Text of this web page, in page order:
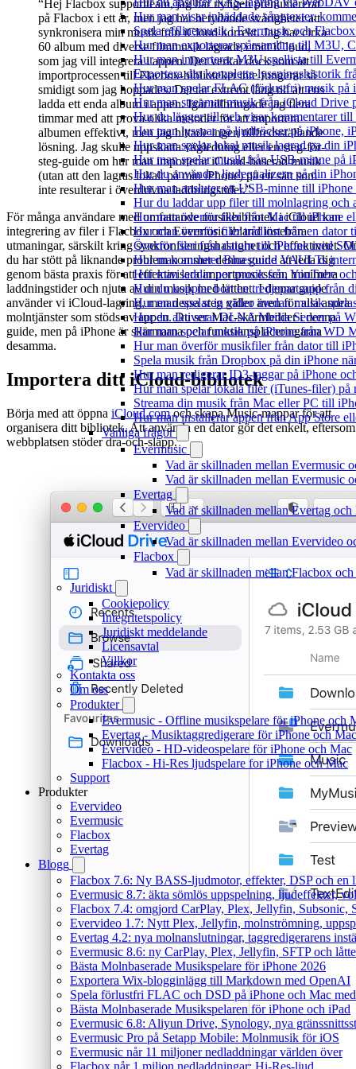
Hur man visar inbäddade sångtexter,
Spela offlinemusik i Evermusic och
Hur man exporterar spårsamling till M3U,
Hur man importerar M3U-spellista till
Exportera din kompletta lyssningshistorik
Hur man spelar FLAC (förlustfri) musik på
Hur man streamar musik från iCloud Drive
Hur du lägger till och visar kommentarer
Hur man lyssnar på ljudböcker på iPhone,
Hur man spelar lokal musik lagrad pa din
Hur man spelar musik från USB-minne på
Hur du använder ljudequalizern på din
Hur man ansluter ett USB-minne till
Hur du laddar upp filer till molnlagring och
Hur man överför filer från Mac till iPhone
Hur man överför filer trådlöst från en dator
Överför filer från datorn till iPhone med
Hur man ansluter Bluesound VAULTs
Hur man laddar ner musik från YouTube
Hur du kopplar bort en tredjepartsapp från
Hur man spelar in video medan musik
Hur du aktiverar DLNA Media Server på
Hur man spelar musik på iPhone från WD
Hur man överför musikfiler från dator till
Spela musik från Dropbox på din iPhone
Hur man redigerar ID3-taggar på iPhone
Hur man spelar lokala filer (iTunes-filer) på
Streama din musik från Mac eller PC till
Hur man installerar appen från App Store
Vanliga frågor
Evermusic
Vad är skillnaden mellan Evermusic
Vad är skillnaden mellan Evermusic
Evertag
Vad är skillnaden mellan Evertag
Evervideo
Vad är skillnaden mellan Evervideo
Flacbox
Vad är skillnaden mellan Flacbox
Juridiskt
Cookiepolicy
Integritetspolicy
Juridiskt meddelande
Licensavtal
Villkor
Kontakta oss
Om oss
Produkter
Evermusic - Offline musikspelare för iPhone och
Evertag - Musiktaggredigerare för iPhone och Mac
Evervideo - HD-videospelare för iPhone och Mac
Flacbox - Hi-Res ljudspelare for iPhone och Mac
Support
Produkter
Evervideo
Evermusic
Flacbox
Evertag
Blogg
Flacbox 7.6: Ny BASS-ljudmotor, effekter, DSP och en
Evermusic 8.7: äkta sömlös uppspelning, ljudeffekter,
Flacbox 7.4: omgjord CarPlay, Plex, Jellyfin, Subsonic,
Evervideo 1.7: Nytt Plex, Jellyfin, molnströmning,
Evertag 4.2: nya molnanslutningar, taggredigerarens
Evermusic 8.6: ny CarPlay, Plex, Jellyfin, SFTP och
Bästa Molnbaserade Musikspelare för iPhone 2026
Exportera Wix-blogginlägg till Markdown med OpenAI
Spela förlustfri FLAC och DSD på iPhone och Mac
Bästa Molnbaserade Musikspelaren för iPhone och iPad
Evermusic 6.8: Aliyun Drive, Synology, nya
Evermusic Pro på Setapp Mobile: Molnmusik för iOS
Evermusic når 11 miljoner nedladdningar världen över
Flacbox når 1 miljon nedladdningar: Hi-Res-ljud
“Hej Flacbox supportteam, jag har nyligen prenumererat
på Flacbox i ett år, men jag har betydande svårigheter att
synkronisera min musik från iCloud korrekt. Jag har cirka
60 album med diverse filmmusik lagrade i mitt iCloud,
som jag vill integrera i appen. Det verkar dock som att
importprocessen till Flacbox-biblioteket inte fungerar så
smidigt som jag hoppades. Det tar extremt lång tid att ens
ladda ett enda album i appen. Igår tillbringade jag flera
timmar med att prova olika metoder för att importera
albumen effektivt, men jag hittade ingen tillfredsställande
lösning. Jag skulle uppskatta vägledning eller en steg-för-
steg-guide om hur man importerar iCloud-baserad musik
(utan att den lagras lokalt på min iPhone) på ett sätt som
inte resulterar i överdrivna laddningstider.”
För många användare med omfattande musikbibliotek i iCloud kan
integrering av filer i Flacbox och Evermusic ibland innebära
utmaningar, särskilt kring synkroniseringshastighet och effektivitet.
du har stött på liknande problem kommer denna guide att leda dig
genom bästa praxis för att effektivisera importprocessen, minimera
laddningstider och njuta av din musik med lätthet. I denna guide
använder vi iCloud-lagring, men dessa steg gäller även för alla andra
molntjänster som stöds av appen. Du ser Mac-skärmbilder i denna
guide, men på iPhone är skärmarna och funktionsplaceringarna
desamma.
Importera ditt iCloud-bibliotek
Börja med att öppna iCloud.comoch skapa Music-mappar för att
organisera ditt bibliotek. Att använda en dator gör det enkelt, eftersom
webbplatsen stöder dra-och-släpp.